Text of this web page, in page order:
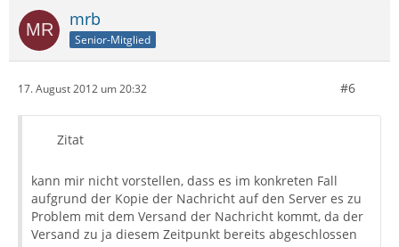
mrb
Senior-Mitglied
17. August 2012 um 20:32 #6
Zitat
kann mir nicht vorstellen, dass es im konkreten Fall
aufgrund der Kopie der Nachricht auf den Server es zu
Problem mit dem Versand der Nachricht kommt, da der
Versand zu ja diesem Zeitpunkt bereits abgeschlossen